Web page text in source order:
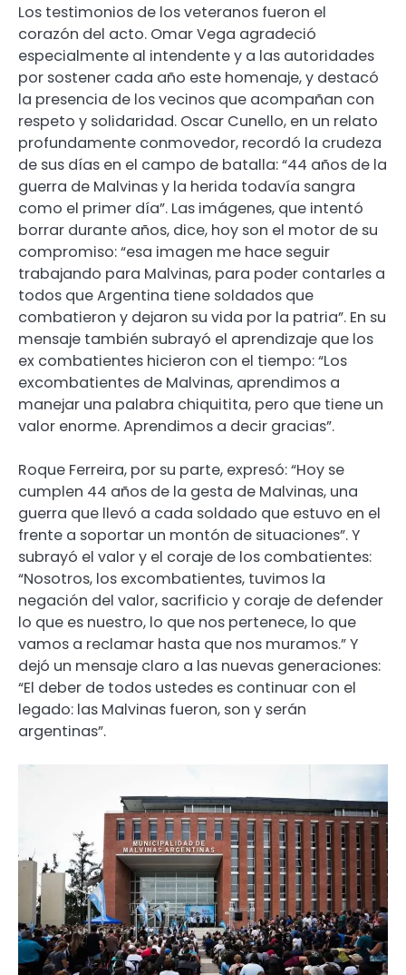
Los testimonios de los veteranos fueron el
corazón del acto. Omar Vega agradeció
especialmente al intendente y a las autoridades
por sostener cada año este homenaje, y destacó
la presencia de los vecinos que acompañan con
respeto y solidaridad. Oscar Cunello, en un relato
profundamente conmovedor, recordó la crudeza
de sus días en el campo de batalla: “44 años de la
guerra de Malvinas y la herida todavía sangra
como el primer día”. Las imágenes, que intentó
borrar durante años, dice, hoy son el motor de su
compromiso: “esa imagen me hace seguir
trabajando para Malvinas, para poder contarles a
todos que Argentina tiene soldados que
combatieron y dejaron su vida por la patria”. En su
mensaje también subrayó el aprendizaje que los
ex combatientes hicieron con el tiempo: “Los
excombatientes de Malvinas, aprendimos a
manejar una palabra chiquitita, pero que tiene un
valor enorme. Aprendimos a decir gracias”.
Roque Ferreira, por su parte, expresó: “Hoy se
cumplen 44 años de la gesta de Malvinas, una
guerra que llevó a cada soldado que estuvo en el
frente a soportar un montón de situaciones”. Y
subrayó el valor y el coraje de los combatientes:
“Nosotros, los excombatientes, tuvimos la
negación del valor, sacrificio y coraje de defender
lo que es nuestro, lo que nos pertenece, lo que
vamos a reclamar hasta que nos muramos.” Y
dejó un mensaje claro a las nuevas generaciones:
“El deber de todos ustedes es continuar con el
legado: las Malvinas fueron, son y serán
argentinas”.